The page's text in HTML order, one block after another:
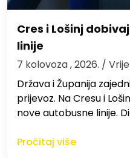
Cres i Lošinj
linije
7 kolovoza , 2026. /
Država i Županija
prijevoz. Na Cresu i
nove autobusne linije.
Pročitaj više